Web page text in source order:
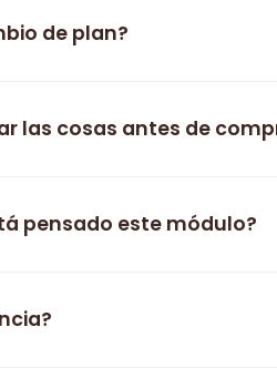
de plan?
las cosas antes de
pensado este módulo?